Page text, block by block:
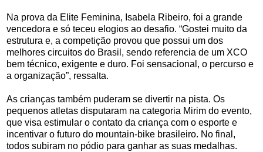
Na prova da Elite Feminina, Isabela Ribeiro, foi a grande
vencedora e só teceu elogios ao desafio. “Gostei muito da
estrutura e, a competição provou que possui um dos
melhores circuitos do Brasil, sendo referencia de um XCO
bem técnico, exigente e duro. Foi sensacional, o percurso e
a organização”, ressalta.
As crianças também puderam se divertir na pista. Os
pequenos atletas disputaram na categoria Mirim do evento,
que visa estimular o contato da criança com o esporte e
incentivar o futuro do mountain-bike brasileiro. No final,
todos subiram no pódio para ganhar as suas medalhas.